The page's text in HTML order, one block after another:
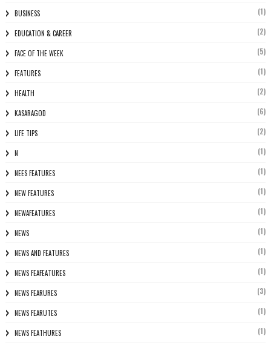
BUSINESS (1)
EDUCATION & CAREER (2)
FACE OF THE WEEK (5)
FEATURES (1)
HEALTH (2)
KASARAGOD (6)
LIFE TIPS (2)
N (1)
NEES FEATURES (1)
NEW FEATURES (1)
NEWAFEATURES (1)
NEWS (1)
NEWS AND FEATURES (1)
NEWS FEAFEATURES (1)
NEWS FEARURES (3)
NEWS FEARUTES (1)
NEWS FEATHURES (1)